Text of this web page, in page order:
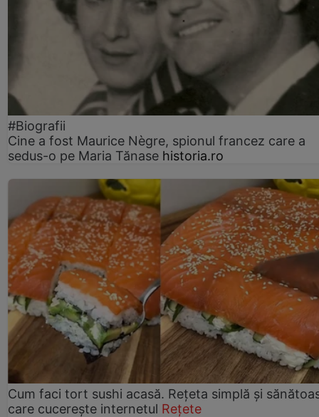
#Biografii
Cine a fost Maurice Nègre, spionul francez care a
sedus-o pe Maria Tănase historia.ro
Cum faci tort sushi acasă. Rețeta simplă și
care cucerește internetul Rețete